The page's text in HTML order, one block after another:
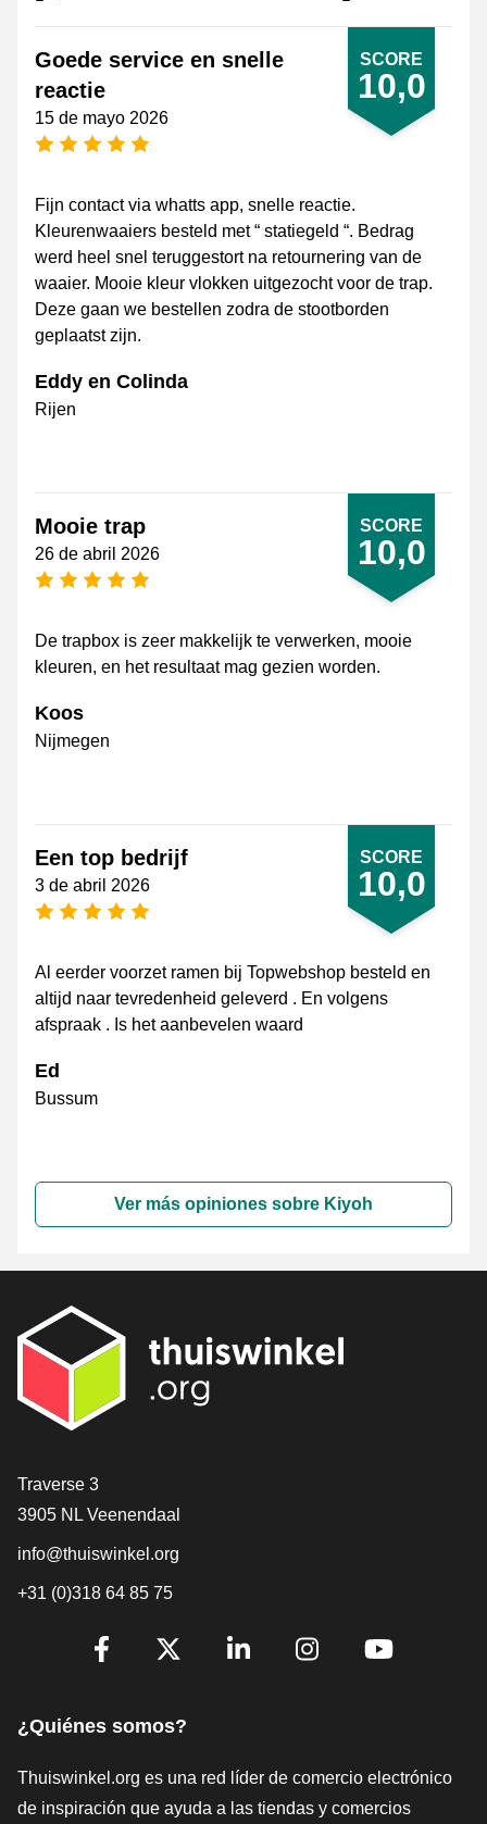
SCORE
10,0
Goede service en snelle
reactie
15 de mayo 2026
[_General:NumberOfStarsPluralFormat]
Fijn contact via whatts app, snelle reactie.
Kleurenwaaiers besteld met “ statiegeld “. Bedrag
werd heel snel teruggestort na retournering van de
waaier. Mooie kleur vlokken uitgezocht voor de trap.
Deze gaan we bestellen zodra de stootborden
geplaatst zijn.
Eddy en Colinda
Rijen
SCORE
10,0
Mooie trap
26 de abril 2026
[_General:NumberOfStarsPluralFormat]
De trapbox is zeer makkelijk te verwerken, mooie
kleuren, en het resultaat mag gezien worden.
Koos
Nijmegen
SCORE
10,0
Een top bedrijf
3 de abril 2026
[_General:NumberOfStarsPluralFormat]
Al eerder voorzet ramen bij Topwebshop besteld en
altijd naar tevredenheid geleverd . En volgens
afspraak . Is het aanbevelen waard
Ed
Bussum
Ver más opiniones sobre Kiyoh
[_General:Contact]
Traverse 3
3905 NL Veenendaal
info@thuiswinkel.org
+31 (0)318 64 85 75
[_General:SocialMediaTitle]
¿Quiénes somos?
Thuiswinkel.org es una red líder de comercio electrónico
de inspiración que ayuda a las tiendas y comercios